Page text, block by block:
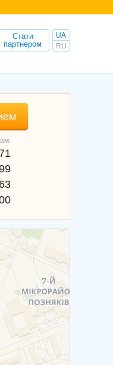
Стати
партнером
UA
RU